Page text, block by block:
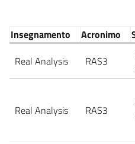
Insegnamento Acronimo
Real Analysis
RAS3
Real Analysis RAS3